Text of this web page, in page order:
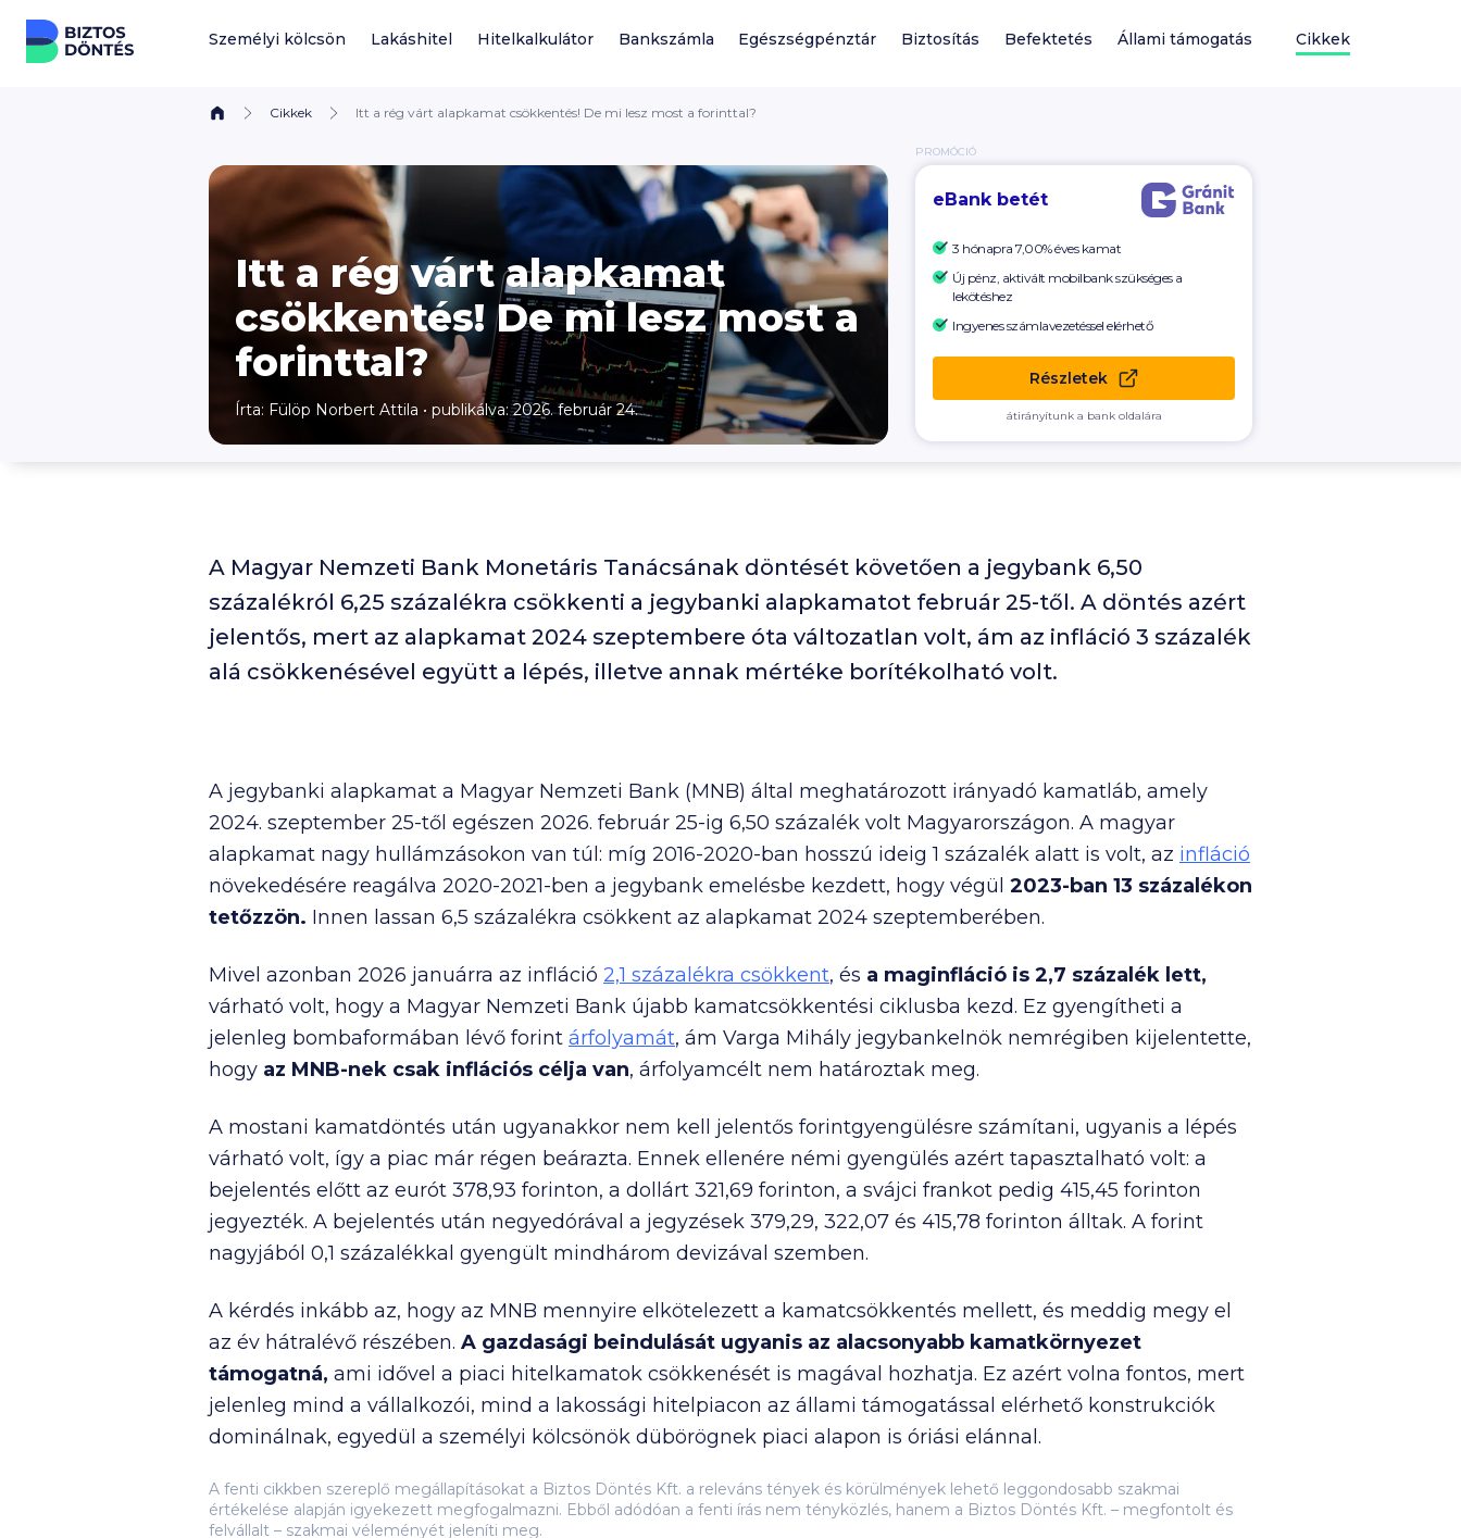
Ugrás a tartalomhoz
Személyi kölcsön Lakáshitel Hitelkalkulátor Bankszámla Egészségpénztár Biztosítás Befektetés Állami támogatás Cikkek
Cikkek Itt a rég várt alapkamat csökkentés! De mi lesz most a forinttal?
Itt a rég várt alapkamat
csökkentés! De mi lesz most a
forinttal?
Írta: Fülöp Norbert Attila • publikálva: 2026. február 24.
PROMÓCIÓ
eBank betét
3 hónapra 7,00% éves kamat
Új pénz, aktivált mobilbank szükséges a
lekötéshez
Ingyenes számlavezetéssel elérhető
Részletek
átirányítunk a bank oldalára
A Magyar Nemzeti Bank Monetáris Tanácsának döntését követően a jegybank 6,50
százalékról 6,25 százalékra csökkenti a jegybanki alapkamatot február 25-től. A döntés azért
jelentős, mert az alapkamat 2024 szeptembere óta változatlan volt, ám az infláció 3 százalék
alá csökkenésével együtt a lépés, illetve annak mértéke borítékolható volt.
A jegybanki alapkamat a Magyar Nemzeti Bank (MNB) által meghatározott irányadó kamatláb, amely
2024. szeptember 25-től egészen 2026. február 25-ig 6,50 százalék volt Magyarországon. A magyar
alapkamat nagy hullámzásokon van túl: míg 2016-2020-ban hosszú ideig 1 százalék alatt is volt, az infláció
növekedésére reagálva 2020-2021-ben a jegybank emelésbe kezdett, hogy végül 2023-ban 13 százalékon
tetőzzön. Innen lassan 6,5 százalékra csökkent az alapkamat 2024 szeptemberében.
Mivel azonban 2026 januárra az infláció 2,1 százalékra csökkent, és a maginfláció is 2,7 százalék lett,
várható volt, hogy a Magyar Nemzeti Bank újabb kamatcsökkentési ciklusba kezd. Ez gyengítheti a
jelenleg bombaformában lévő forint árfolyamát, ám Varga Mihály jegybankelnök nemrégiben kijelentette,
hogy az MNB-nek csak inflációs célja van, árfolyamcélt nem határoztak meg.
A mostani kamatdöntés után ugyanakkor nem kell jelentős forintgyengülésre számítani, ugyanis a lépés
várható volt, így a piac már régen beárazta. Ennek ellenére némi gyengülés azért tapasztalható volt: a
bejelentés előtt az eurót 378,93 forinton, a dollárt 321,69 forinton, a svájci frankot pedig 415,45 forinton
jegyezték. A bejelentés után negyedórával a jegyzések 379,29, 322,07 és 415,78 forinton álltak. A forint
nagyjából 0,1 százalékkal gyengült mindhárom devizával szemben.
A kérdés inkább az, hogy az MNB mennyire elkötelezett a kamatcsökkentés mellett, és meddig megy el
az év hátralévő részében. A gazdasági beindulását ugyanis az alacsonyabb kamatkörnyezet
támogatná, ami idővel a piaci hitelkamatok csökkenését is magával hozhatja. Ez azért volna fontos, mert
jelenleg mind a vállalkozói, mind a lakossági hitelpiacon az állami támogatással elérhető konstrukciók
dominálnak, egyedül a személyi kölcsönök dübörögnek piaci alapon is óriási elánnal.
A fenti cikkben szereplő megállapításokat a Biztos Döntés Kft. a releváns tények és körülmények lehető leggondosabb szakmai
értékelése alapján igyekezett megfogalmazni. Ebből adódóan a fenti írás nem tényközlés, hanem a Biztos Döntés Kft. – megfontolt és
felvállalt – szakmai véleményét jeleníti meg.